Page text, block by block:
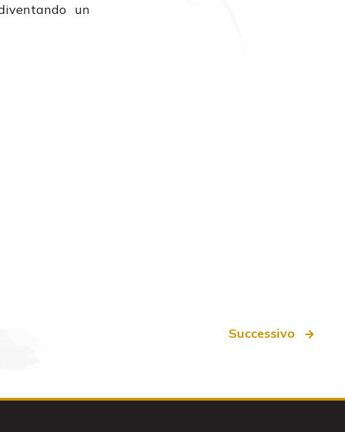
un
Successivo